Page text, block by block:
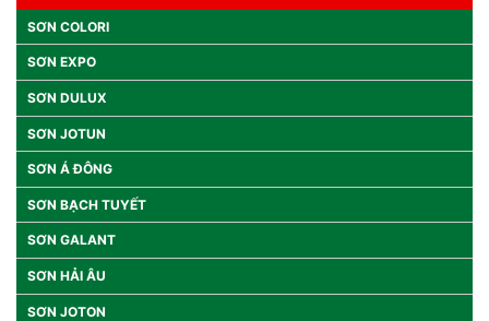
SƠN COLORI
SƠN EXPO
SƠN DULUX
SƠN JOTUN
SƠN Á ĐÔNG
SƠN BẠCH TUYẾT
SƠN GALANT
SƠN HẢI ÂU
SƠN JOTON